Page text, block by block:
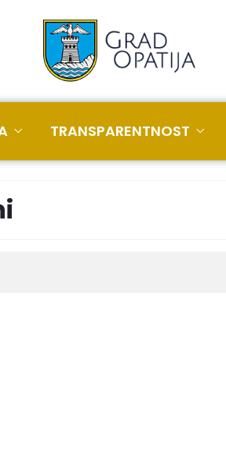
TRANSPARENTNOST